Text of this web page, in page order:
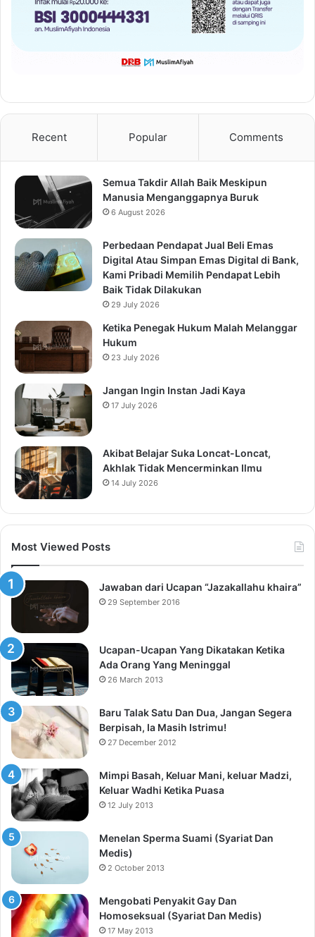
Recent Popular Comments
Semua Takdir Allah Baik Meskipun
Manusia Menganggapnya Buruk
6 August 2026
Perbedaan Pendapat Jual Beli Emas
Digital Atau Simpan Emas Digital di Bank,
Kami Pribadi Memilih Pendapat Lebih
Baik Tidak Dilakukan
29 July 2026
Ketika Penegak Hukum Malah Melanggar
Hukum
23 July 2026
Jangan Ingin Instan Jadi Kaya
17 July 2026
Akibat Belajar Suka Loncat-Loncat,
Akhlak Tidak Mencerminkan Ilmu
14 July 2026
Most Viewed Posts
Jawaban dari Ucapan “Jazakallahu khaira”
29 September 2016
Ucapan-Ucapan Yang Dikatakan Ketika
Ada Orang Yang Meninggal
26 March 2013
Baru Talak Satu Dan Dua, Jangan Segera
Berpisah, Ia Masih Istrimu!
27 December 2012
Mimpi Basah, Keluar Mani, keluar Madzi,
Keluar Wadhi Ketika Puasa
12 July 2013
Menelan Sperma Suami (Syariat Dan
Medis)
2 October 2013
Mengobati Penyakit Gay Dan
Homoseksual (Syariat Dan Medis)
17 May 2013